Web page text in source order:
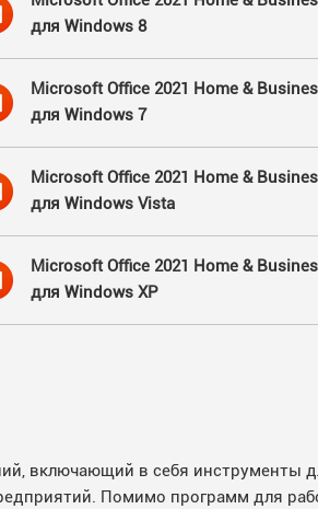
для Windows 8
Microsoft Office 2021 Home &
для Windows 7
Microsoft Office 2021 Home &
для Windows Vista
Microsoft Office 2021 Home &
для Windows XP
включающий в себя инструменты
Помимо программ для